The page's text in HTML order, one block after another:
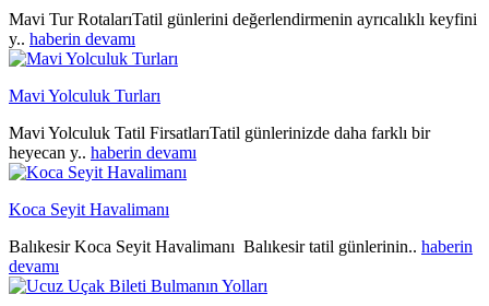
Mavi Tur RotalarıTatil günlerini değerlendirmenin ayrıcalıklı keyfini
y.. haberin devamı
Mavi Yolculuk Turları
Mavi Yolculuk Tatil FirsatlarıTatil günlerinizde daha farklı bir
heyecan y.. haberin devamı
Koca Seyit Havalimanı
Balıkesir Koca Seyit Havalimanı Balıkesir tatil günlerinin.. haberin
devamı